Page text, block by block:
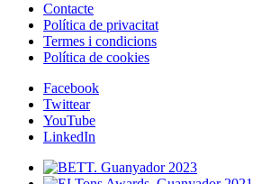
Contacte
Política de privacitat
Termes i condicions
Política de cookies
Facebook
Twittear
YouTube
LinkedIn